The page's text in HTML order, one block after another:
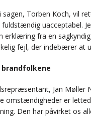
Torben Koch, vil
uacceptabel.
erklæring fra en
fejl, der indebærer at
Jan Møller
omstændigheder er
Den har påvirket os